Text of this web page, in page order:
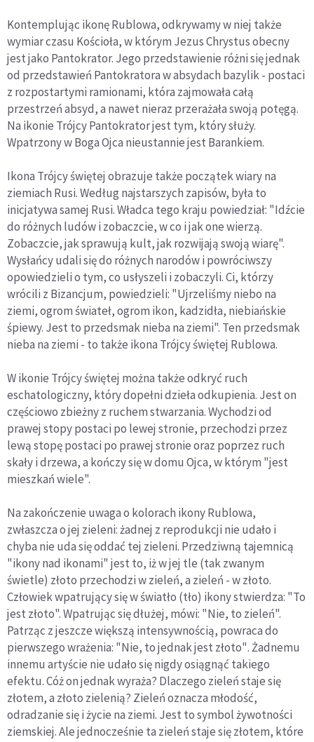
Kontemplując ikonę Rublowa, odkrywamy w niej także
wymiar czasu Kościoła, w którym Jezus Chrystus obecny
jest jako Pantokrator. Jego przedstawienie różni się jednak
od przedstawień Pantokratora w absydach bazylik - postaci
z rozpostartymi ramionami, która zajmowała całą
przestrzeń absyd, a nawet nieraz przerażała swoją potęgą.
Na ikonie Trójcy Pantokrator jest tym, który służy.
Wpatrzony w Boga Ojca nieustannie jest Barankiem.
Ikona Trójcy świętej obrazuje także początek wiary na
ziemiach Rusi. Według najstarszych zapisów, była to
inicjatywa samej Rusi. Władca tego kraju powiedział: "Idźcie
do różnych ludów i zobaczcie, w co i jak one wierzą.
Zobaczcie, jak sprawują kult, jak rozwijają swoją wiarę".
Wysłańcy udali się do różnych narodów i powróciwszy
opowiedzieli o tym, co usłyszeli i zobaczyli. Ci, którzy
wrócili z Bizancjum, powiedzieli: "Ujrzeliśmy niebo na
ziemi, ogrom świateł, ogrom ikon, kadzidła, niebiańskie
śpiewy. Jest to przedsmak nieba na ziemi". Ten przedsmak
nieba na ziemi - to także ikona Trójcy świętej Rublowa.
W ikonie Trójcy świętej można także odkryć ruch
eschatologiczny, który dopełni dzieła odkupienia. Jest on
częściowo zbieżny z ruchem stwarzania. Wychodzi od
prawej stopy postaci po lewej stronie, przechodzi przez
lewą stopę postaci po prawej stronie oraz poprzez ruch
skały i drzewa, a kończy się w domu Ojca, w którym "jest
mieszkań wiele".
Na zakończenie uwaga o kolorach ikony Rublowa,
zwłaszcza o jej zieleni: żadnej z reprodukcji nie udało i
chyba nie uda się oddać tej zieleni. Przedziwną tajemnicą
"ikony nad ikonami" jest to, iż w jej tle (tak zwanym
świetle) złoto przechodzi w zieleń, a zieleń - w złoto.
Człowiek wpatrujący się w światło (tło) ikony stwierdza: "To
jest złoto". Wpatrując się dłużej, mówi: "Nie, to zieleń".
Patrząc z jeszcze większą intensywnością, powraca do
pierwszego wrażenia: "Nie, to jednak jest złoto". Żadnemu
innemu artyście nie udało się nigdy osiągnąć takiego
efektu. Cóż on jednak wyraża? Dlaczego zieleń staje się
złotem, a złoto zielenią? Zieleń oznacza młodość,
odradzanie się i życie na ziemi. Jest to symbol żywotności
ziemskiej. Ale jednocześnie ta zieleń staje się złotem, które